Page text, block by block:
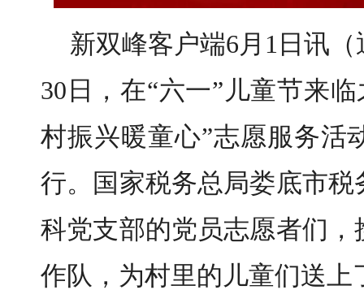
新双峰客户端6月1日讯
30日，在“六一”儿童节来
村振兴暖童心”志愿服务活
行。国家税务总局娄底市
科党支部的党员志愿者们
作队，为村里的儿童们送